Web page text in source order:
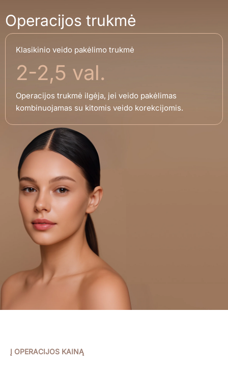
Operacijos trukmė
Klasikinio veido pakėlimo trukmė
2-2,5 val.
Operacijos trukmė ilgėja, jei veido pakėlimas
kombinuojamas su kitomis veido korekcijomis.
Į OPERACIJOS KAINĄ